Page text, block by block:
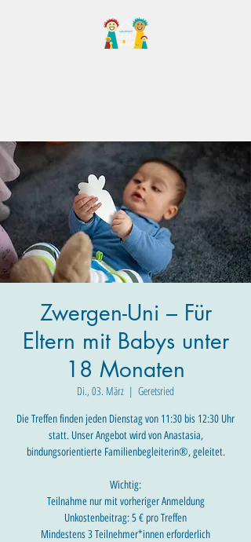
Zwergen-Uni – Für
Eltern mit Babys unter
18 Monaten
Di., 03. März
  |
Geretsried
Die Treffen finden jeden Dienstag von 11:30 bis 12:30 Uhr
statt. Unser Angebot wird von Anastasia,
bindungsorientierte Familienbegleiterin®, geleitet.
Wichtig:
Teilnahme nur mit vorheriger Anmeldung
Unkostenbeitrag: 5 € pro Treffen
Mindestens 3 Teilnehmer*innen erforderlich